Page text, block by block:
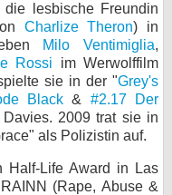
lesbische Freundin
Charlize Theron) in
Milo Ventimiglia,
Rossi im Werwolffilm
sie in der "Grey's
Black & #2.17 Der
2009 trat sie in
als Polizistin auf.
Half-Life Award in Las
(Rape, Abuse &